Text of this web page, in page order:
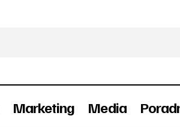
Marketing Media